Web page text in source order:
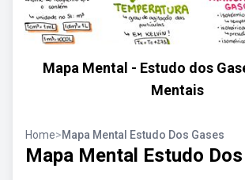
Mapa Mental - Estudo dos
Mentais
Home>Mapa Mental Estudo Dos Gases
Mapa Mental Estudo